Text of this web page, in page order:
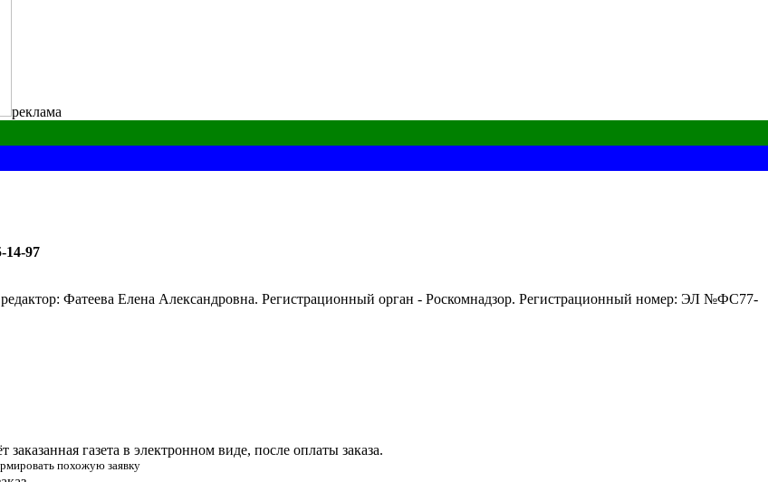
реклама
14-97
Фатеева Елена Александровна. Регистрационный орган - Роскомнадзор. Регистрационный номер: ЭЛ №ФС77-
газета в электронном виде, после оплаты заказа.
похожую заявку